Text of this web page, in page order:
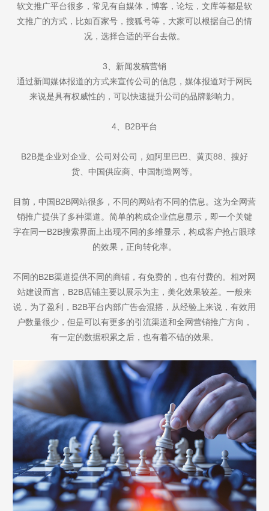
软文推广平台很多，常见有自媒体，博客，论坛，文库等都是软
文推广的方式，比如百家号，搜狐号等，大家可以根据自己的情
况，选择合适的平台去做。
3、新闻发稿营销
通过新闻媒体报道的方式来宣传公司的信息，媒体报道对于网民
来说是具有权威性的，可以快速提升公司的品牌影响力。
4、B2B平台
B2B是企业对企业、公司对公司，如阿里巴巴、黄页88、搜好
货、中国供应商、中国制造网等。
目前，中国B2B网站很多，不同的网站有不同的信息。这为全网营
销推广提供了多种渠道。简单的构成企业信息显示，即一个关键
字在同一B2B搜索界面上出现不同的多维显示，构成客户抢占眼球
的效果，正向转化率。
不同的B2B渠道提供不同的商铺，有免费的，也有付费的。相对网
站建设而言，B2B店铺主要以展示为主，美化效果较差。一般来
说，为了盈利，B2B平台内部广告会混搭，从经验上来说，有效用
户数量很少，但是可以有更多的引流渠道和全网营销推广方向，
有一定的数据积累之后，也有着不错的效果。